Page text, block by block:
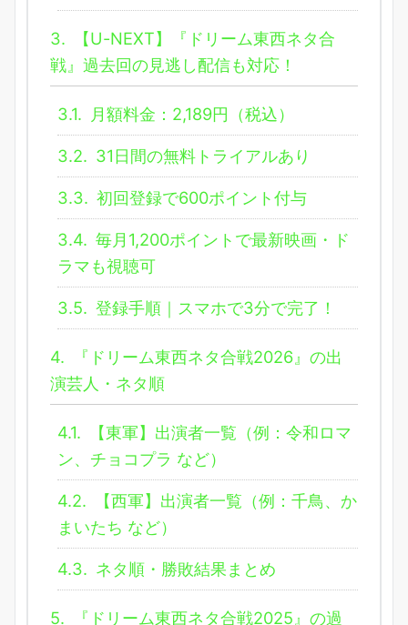
3.
【U-NEXT】『ドリーム東西ネタ合
戦』過去回の見逃し配信も対応！
3.1. 月額料金：2,189円（税込）
3.2. 31日間の無料トライアルあり
3.3. 初回登録で600ポイント付与
3.4. 毎月1,200ポイントで最新映画・ド
ラマも視聴可
3.5. 登録手順｜スマホで3分で完了！
4.
『ドリーム東西ネタ合戦2026』の出
演芸人・ネタ順
4.1.
【東軍】出演者一覧（例：令和ロマ
ン、チョコプラ など）
4.2.
【西軍】出演者一覧（例：千鳥、か
まいたち など）
4.3. ネタ順・勝敗結果まとめ
5.
『ドリーム東西ネタ合戦2025』の過